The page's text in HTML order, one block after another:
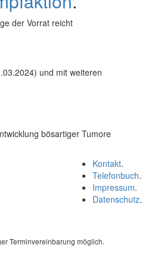
der Vorrat reicht
und mit weiteren
bösartiger Tumore
Kontakt.
Telefonbuch.
Impressum.
Datenschutz.
Terminvereinbarung möglich.